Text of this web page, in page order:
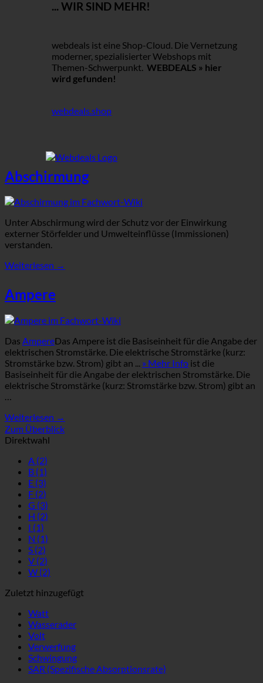
... WIR SIND MEHR!
webdeals ist eine Shop-Cloud. Die Vernetzung
moderner, spezialisierter Webshops mit
Themen-Schwerpunkt. WEBDEALS » hier
wird gefunden!
webdeals.shop
Abschirmung
Unter Abschirmung wird der Schutz vor der Einwirkung
externer Störfelder und Umwelteinflüsse (Immissionen)
verstanden.
Weiterlesen →
Ampere
Das AmpereDas Ampere ist die Basiseinheit für die Angabe der
elektrischen Stromstärke. Die elektrische Stromstärke (kurz:
Stromstärke bzw. Strom) gibt an ... » Mehr Info ist die
Basiseinheit für die Angabe der elektrischen Stromstärke. Die
elektrische Stromstärke (kurz: Stromstärke bzw. Strom) gibt an
…
Weiterlesen →
Zum Überblick
Direktwahl
A (2)
B (1)
E (3)
F (2)
G (3)
H (2)
I (1)
N (1)
S (2)
V (2)
W (2)
Zuletzt hinzugefügt
Watt
Wasserader
Volt
Verwerfung
Schwingung
SAR (Spezifische Absorptionsrate)